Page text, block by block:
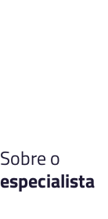
Sobre o
especialista